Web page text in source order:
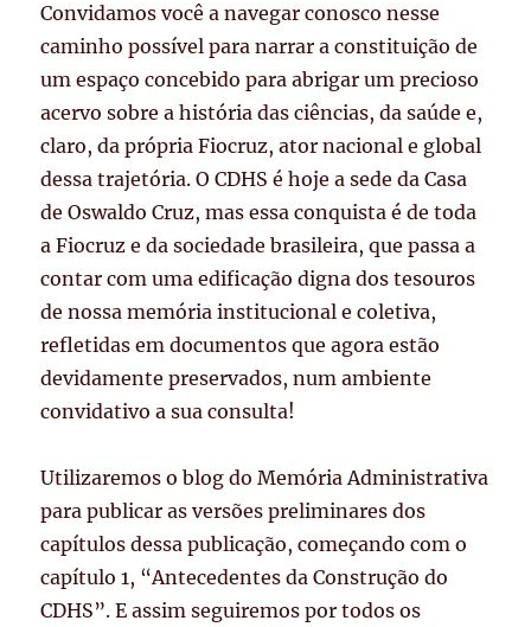
Convidamos você a navegar conosco nesse
caminho possível para narrar a constituição de
um espaço concebido para abrigar um precioso
acervo sobre a história das ciências, da saúde e,
claro, da própria Fiocruz, ator nacional e global
dessa trajetória. O CDHS é hoje a sede da Casa
de Oswaldo Cruz, mas essa conquista é de toda
a Fiocruz e da sociedade brasileira, que passa a
contar com uma edificação digna dos tesouros
de nossa memória institucional e coletiva,
refletidas em documentos que agora estão
devidamente preservados, num ambiente
convidativo a sua consulta!
Utilizaremos o blog do Memória Administrativa
para publicar as versões preliminares dos
capítulos dessa publicação, começando com o
capítulo 1, “Antecedentes da Construção do
CDHS”. E assim seguiremos por todos os